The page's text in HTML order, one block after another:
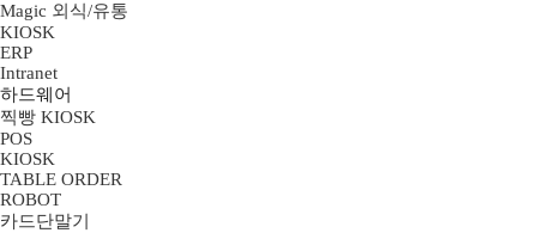
Magic 외식/유통
KIOSK
ERP
Intranet
하드웨어
찍빵 KIOSK
POS
KIOSK
TABLE ORDER
ROBOT
카드단말기